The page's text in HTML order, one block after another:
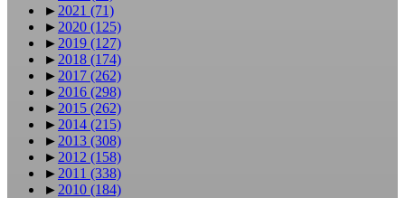
► 2021 (71)
► 2020 (125)
► 2019 (127)
► 2018 (174)
► 2017 (262)
► 2016 (298)
► 2015 (262)
► 2014 (215)
► 2013 (308)
► 2012 (158)
► 2011 (338)
► 2010 (184)